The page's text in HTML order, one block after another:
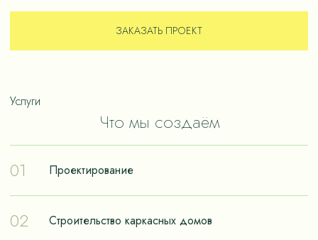
ЗАКАЗАТЬ ПРОЕКТ
Услуги
Что мы создаём
01
Проектирование
реализации мечты о собственном доме. Чтобы дом
02 Строительство каркасных домов